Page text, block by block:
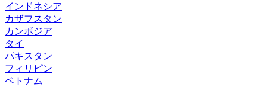
インドネシア
カザフスタン
カンボジア
タイ
パキスタン
フィリピン
ベトナム